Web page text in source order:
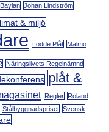
Johan Lindström
& miljö
Lödde Plåt Malmö
Näringslivets Regelnämnd
plåt &
Regler
Roland
Stålbyggnadspriset Svensk